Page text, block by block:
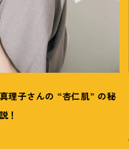
理子さんの “杏仁肌” の秘
！